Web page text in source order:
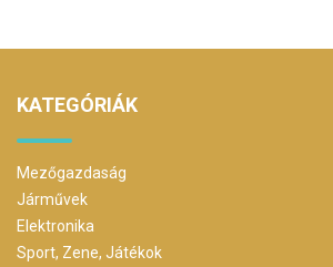
KATEGÓRIÁK
Mezőgazdaság
Járművek
Elektronika
Sport, Zene, Játékok